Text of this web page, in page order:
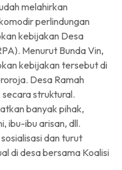
melahirkan
perlindungan
kebijakan Desa
Menurut Bunda Vin,
kebijakan tersebut di
Desa Ramah
struktural.
banyak pihak,
ibu-ibu arisan, dll.
dan turut
di desa bersama Koalisi